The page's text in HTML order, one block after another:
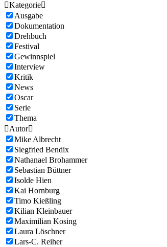
Kategorie
Ausgabe
Dokumentation
Drehbuch
Festival
Gewinnspiel
Interview
Kritik
News
Oscar
Serie
Thema
Autor
Mike Albrecht
Siegfried Bendix
Nathanael Brohammer
Sebastian Büttner
Isolde Hien
Kai Hornburg
Timo Kießling
Kilian Kleinbauer
Maximilian Kosing
Laura Löschner
Lars-C. Reiher